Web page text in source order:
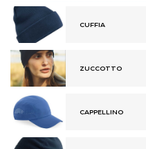
CUFFIA
ZUCCOTTO
CAPPELLINO